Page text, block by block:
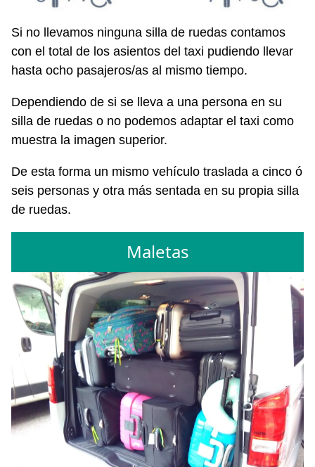
Si no llevamos ninguna silla de ruedas contamos
con el total de los asientos del taxi pudiendo llevar
hasta ocho pasajeros/as al mismo tiempo.
Dependiendo de si se lleva a una persona en su
silla de ruedas o no podemos adaptar el taxi como
muestra la imagen superior.
De esta forma un mismo vehículo traslada a cinco ó
seis personas y otra más sentada en su propia silla
de ruedas.
Maletas